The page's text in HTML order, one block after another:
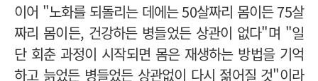
이어 "노화를 되돌리는 데에는 50살짜리 몸이든 75살
짜리 몸이든, 건강하든 병들었든 상관이 없다"며 "일
단 회춘 과정이 시작되면 몸은 재생하는 방법을 기억
하고 늙었든 병들었든 상관없이 다시 젊어질 것"이라